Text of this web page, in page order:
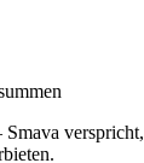
Smava verspricht,